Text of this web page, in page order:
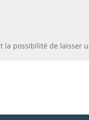
la possibilité de laisser